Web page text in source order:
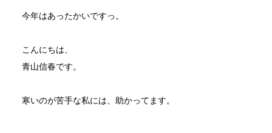
今年はあったかいですっ。
こんにちは、
青山信春です。
寒いのが苦手な私には、助かってます。